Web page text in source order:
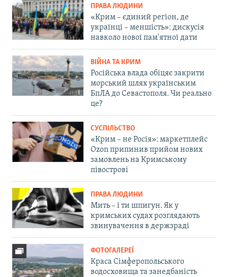
ПРАВА ЛЮДИНИ
«Крим – єдиний регіон, де
українці – меншість»: дискусія
навколо нової пам'ятної дати
ВІЙНА ТА КРИМ
Російська влада обіцяє закрити
морський шлях українським
БпЛА до Севастополя. Чи реально
це?
СУСПІЛЬСТВО
«Крим – не Росія»: маркетплейс
Ozon припинив прийом нових
замовлень на Кримському
півострові
ПРАВА ЛЮДИНИ
Мить – і ти шпигун. Як у
кримських судах розглядають
звинувачення в держзраді
ФОТОГАЛЕРЕЇ
Краса Сімферопольського
водосховища та занедбаність